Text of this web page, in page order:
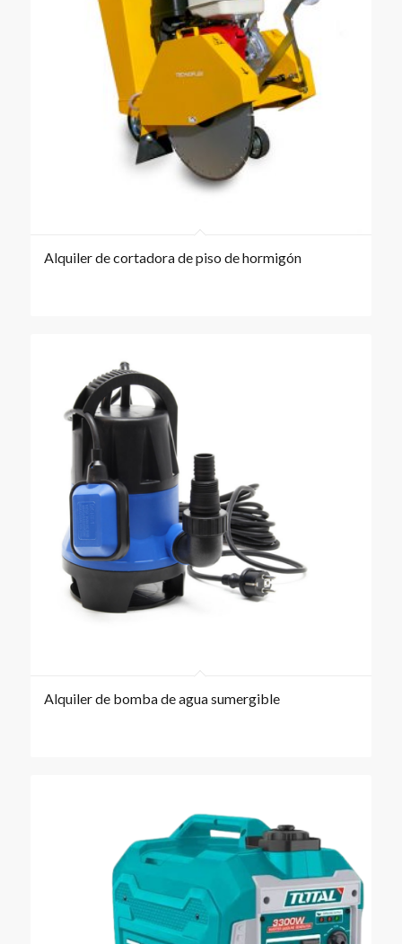
Alquiler de cortadora de piso de hormigón
Alquiler de bomba de agua sumergible